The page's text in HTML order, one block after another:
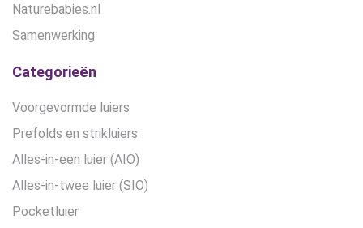
Naturebabies.nl
Samenwerking
Categorieën
Voorgevormde luiers
Prefolds en strikluiers
Alles-in-een luier (AIO)
Alles-in-twee luier (SIO)
Pocketluier